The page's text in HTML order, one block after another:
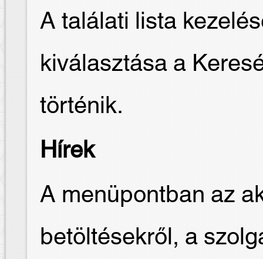
A találati lista
kiválasztása a
történik.
Hírek
A menüpontban az
betöltésekről, a